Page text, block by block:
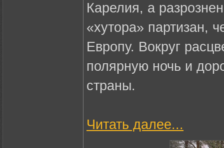
Карелия, а
«хутора» партизан,
Европу. Вокруг
полярную ночь и
страны.
Читать далее...